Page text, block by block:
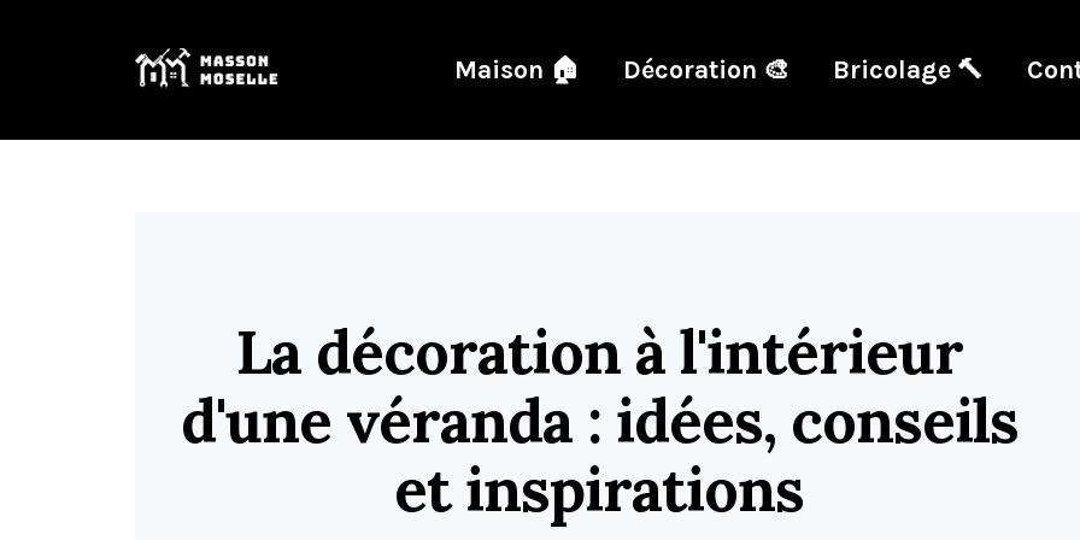
Maison 🏠 Décoration 🎨 Bricolage 🔨
La décoration à l'intérieur
d'une véranda : idées, conseils
et inspirations